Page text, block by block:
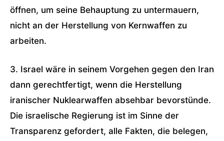
öffnen, um seine Behauptung zu untermauern,
nicht an der Herstellung von Kernwaffen zu
arbeiten.
3. Israel wäre in seinem Vorgehen gegen den Iran
dann gerechtfertigt, wenn die Herstellung
iranischer Nuklearwaffen absehbar bevorstünde.
Die israelische Regierung ist im Sinne der
Transparenz gefordert, alle Fakten, die belegen,